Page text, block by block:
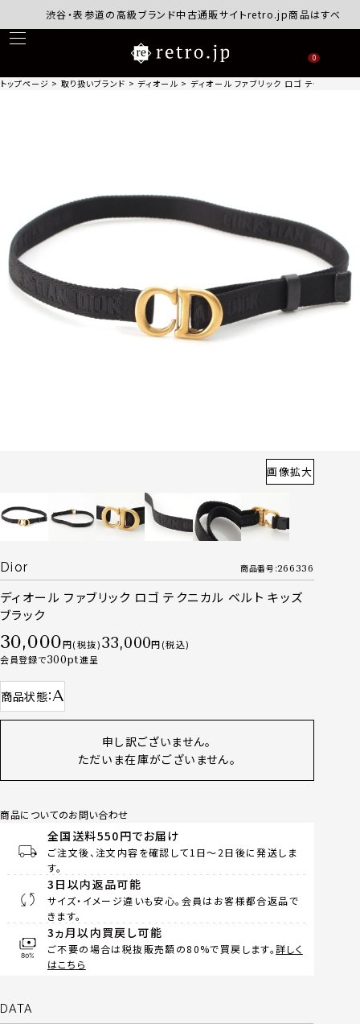
渋谷・表参道の高級ブランド中古通販サイトretro.jp商品はすべて正規
0
トップページ 取り扱いブランド ディオール ディオール ファブリック ロゴ テクニカル
画像拡大
Dior 商品番号 266336
ディオール ファブリック ロゴ テクニカル ベルト キッズ
ブラック
30,000 税抜 33,000
税込
会員登録で300 進呈
商品状態 A
申し訳ございません。
ただいま在庫がございません。
商品についてのお問い合わせ
全国送料550円でお届け
ご注文後、注文内容を確認して1日～2日後に発送しま
す。
3日以内返品可能
サイズ・イメージ違いも安心。会員はお客様都合返品で
きます。
3ヵ月以内買戻し可能
ご不要の場合は税抜販売額の80%で買戻します。詳しく
はこちら
DATA